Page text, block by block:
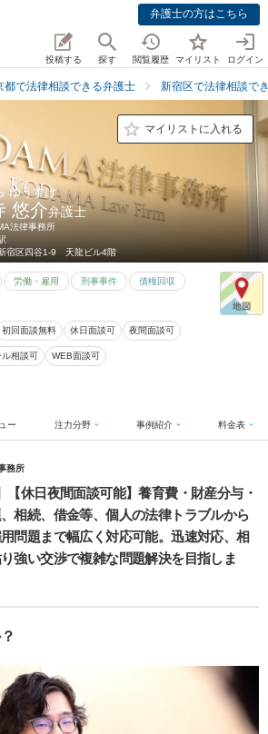
弁護士の方はこちら
投稿する 探す 閲覧履歴 マイリスト ログイン
都で法律相談できる弁護士 新宿区で法律相談で
マイリストに入れる
ゆうすけ
悠介弁護士
法律事務所
宿区四谷1-9 天龍ビル4階
労働・雇用 刑事事件 債権回収
初回面談無料 休日面談可 夜間面談可
ル相談可 WEB面談可
ー 注力分野 事例紹介 料金表
務所
【休日夜間面談可能】養育費・財産分与・
相続、借金等、個人の法律トラブルから
問題まで幅広く対応可能。迅速対応、相
強い交渉で複雑な問題解決を目指しま